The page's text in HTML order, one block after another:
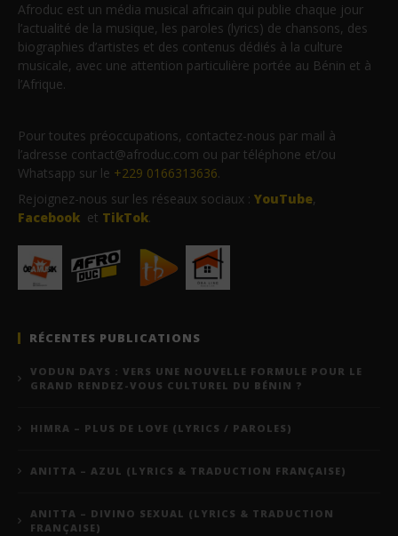
Afroduc est un média musical africain qui publie chaque jour
l’actualité de la musique, les paroles (lyrics) de chansons, des
biographies d’artistes et des contenus dédiés à la culture
musicale, avec une attention particulière portée au Bénin et à
l’Afrique.
Pour toutes préoccupations, contactez-nous par mail à
l’adresse contact@afroduc.com ou par téléphone et/ou
Whatsapp sur le +229 0166313636.
Rejoignez-nous sur les réseaux sociaux : YouTube,
Facebook et TikTok.
RÉCENTES PUBLICATIONS
VODUN DAYS : VERS UNE NOUVELLE FORMULE POUR LE
GRAND RENDEZ-VOUS CULTUREL DU BÉNIN ?
HIMRA – PLUS DE LOVE (LYRICS / PAROLES)
ANITTA – AZUL (LYRICS & TRADUCTION FRANÇAISE)
ANITTA – DIVINO SEXUAL (LYRICS & TRADUCTION
FRANÇAISE)